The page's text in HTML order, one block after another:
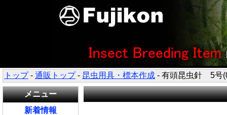
トップ- 通販トップ- 昆虫用具・標本作成 - 有頭昆虫針 5号
メニュー
新着情報